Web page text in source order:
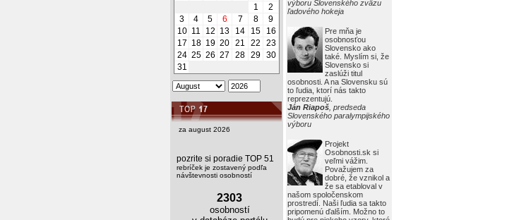
výboru Slovenského zväzu
ľadového hokeja
Pre mňa je
osobnosťou
Slovensko ako
také. Myslím si, že
Slovensko si
zaslúži titul
osobnosti. A na Slovensku sú
to ľudia, ktorí nás takto
reprezentujú.
Ján Riapoš , predseda
Slovenského paralympijského
výboru
Projekt
Osobnosti.sk si
veľmi vážim.
Považujem za
dobré, že vznikol a
že sa etabloval v
našom spoločenskom
prostredí. Naši ľudia sa takto
pripomenú ďalším. Možno to
1
2
3
4 5 6 7 8
9
10 11 12 13 14 15
16
17 18 19 20 21 22
23
24 25 26 27 28 29 30
31
za august 2026
pozrite si poradie TOP 51
rebríček je zostavený podľa
návštevnosti osobností
2303
osobností